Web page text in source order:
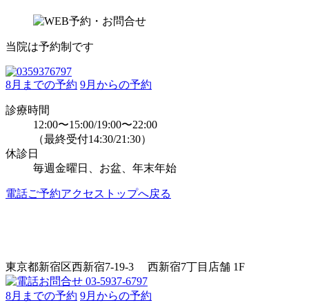
当院は予約制です
8月までの予約 9月からの予約
診療時間
12:00〜15:00/19:00〜22:00
（最終受付14:30/21:30）
休診日
毎週金曜日、お盆、年末年始
電話ご予約アクセス トップへ戻る
東京都新宿区西新宿7-19-3 西新宿7丁目店舗 1F
8月までの予約 9月からの予約